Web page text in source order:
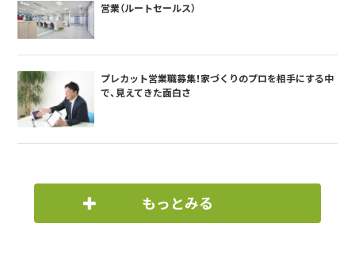
営業（ルートセールス）
プレカット営業職募集！家づくりのプロを相手にする中
で、見えてきた面白さ
もっとみる